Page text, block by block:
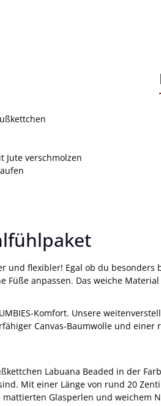
Jute verschmolzen
und flexibler! Egal ob du
anpassen. Das weiche
Komfort. Unsere
Canvas-Baumwolle und
Labuana Beaded in der
Mit einer Länge von rund 20
Glasperlen und weichem